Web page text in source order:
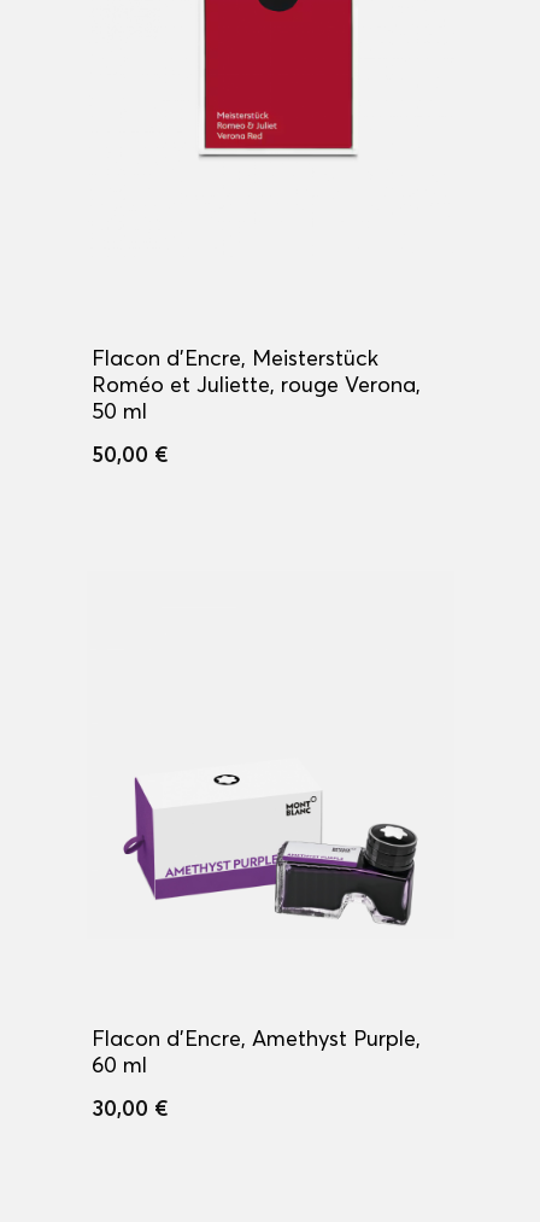
Flacon d’Encre, Meisterstück
Roméo et Juliette, rouge Verona,
50 ml
50,00 €
Flacon d'Encre, Amethyst Purple,
60 ml
30,00 €